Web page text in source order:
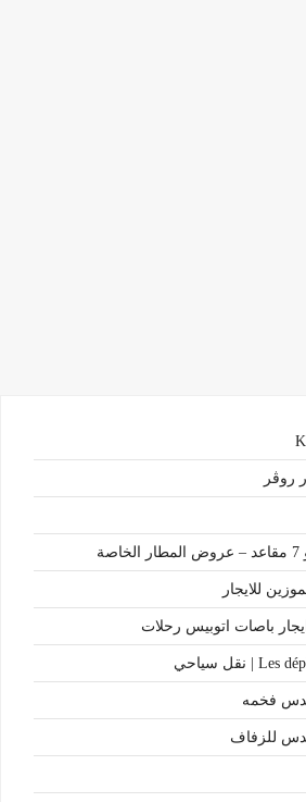
روڤر
للايجار
باصات اتوبيس رحلات
فخمه
للزفاف